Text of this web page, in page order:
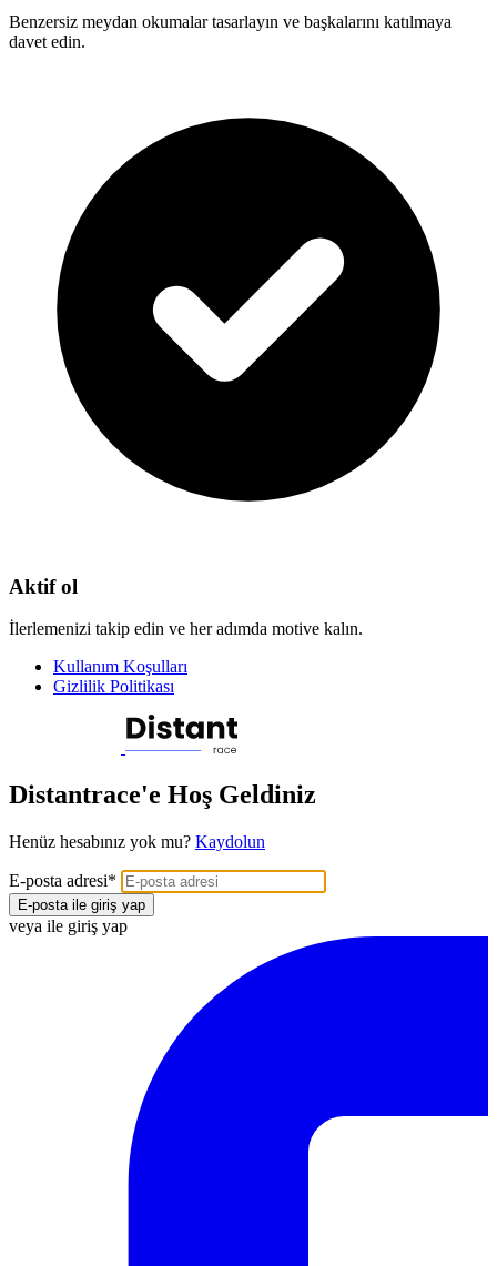
Benzersiz meydan okumalar tasarlayın ve başkalarını katılmaya
davet edin.
Aktif ol
İlerlemenizi takip edin ve her adımda motive kalın.
Kullanım Koşulları
Gizlilik Politikası
Distantrace'e Hoş Geldiniz
Henüz hesabınız yok mu? Kaydolun
E-posta adresi*
E-posta ile giriş yap
veya ile giriş yap